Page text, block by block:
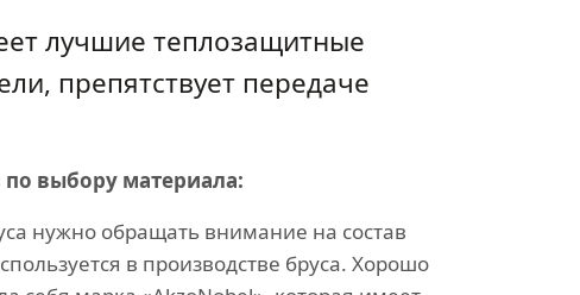
лучшие теплозащитные
препятствует передаче
по выбору материала:
нужно обращать внимание на состав
в производстве бруса. Хорошо